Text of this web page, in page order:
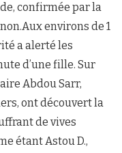
confirmée par la
environs de 1
a alerté les
d’une fille. Sur
Abdou Sarr,
ont découvert la
de vives
étant Astou D.,